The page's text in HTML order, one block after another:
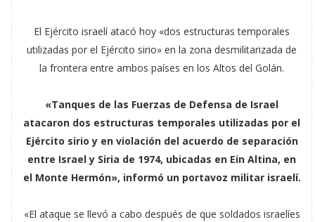
El Ejército israelí atacó hoy «dos estructuras temporales
utilizadas por el Ejército sirio» en la zona desmilitarizada de
la frontera entre ambos países en los Altos del Golán.
«Tanques de las Fuerzas de Defensa de Israel
atacaron dos estructuras temporales utilizadas por el
Ejército sirio y en violación del acuerdo de separación
entre Israel y Siria de 1974, ubicadas en Ein Altina, en
el Monte Hermón», informó un portavoz militar israelí.
«El ataque se llevó a cabo después de que soldados israelíes